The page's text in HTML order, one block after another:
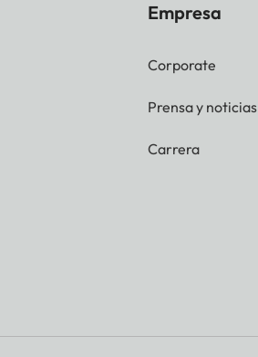
Empresa
Corporate
Prensa y noticias
Carrera